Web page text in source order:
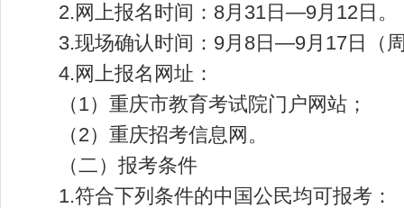
2.网上报名时间：8月31日—9月12日。
3.现场确认时间：9月8日—9月17日（周
4.网上报名网址：
（1）重庆市教育考试院门户网站；
（2）重庆招考信息网。
（二）报考条件
1.符合下列条件的中国公民均可报考：